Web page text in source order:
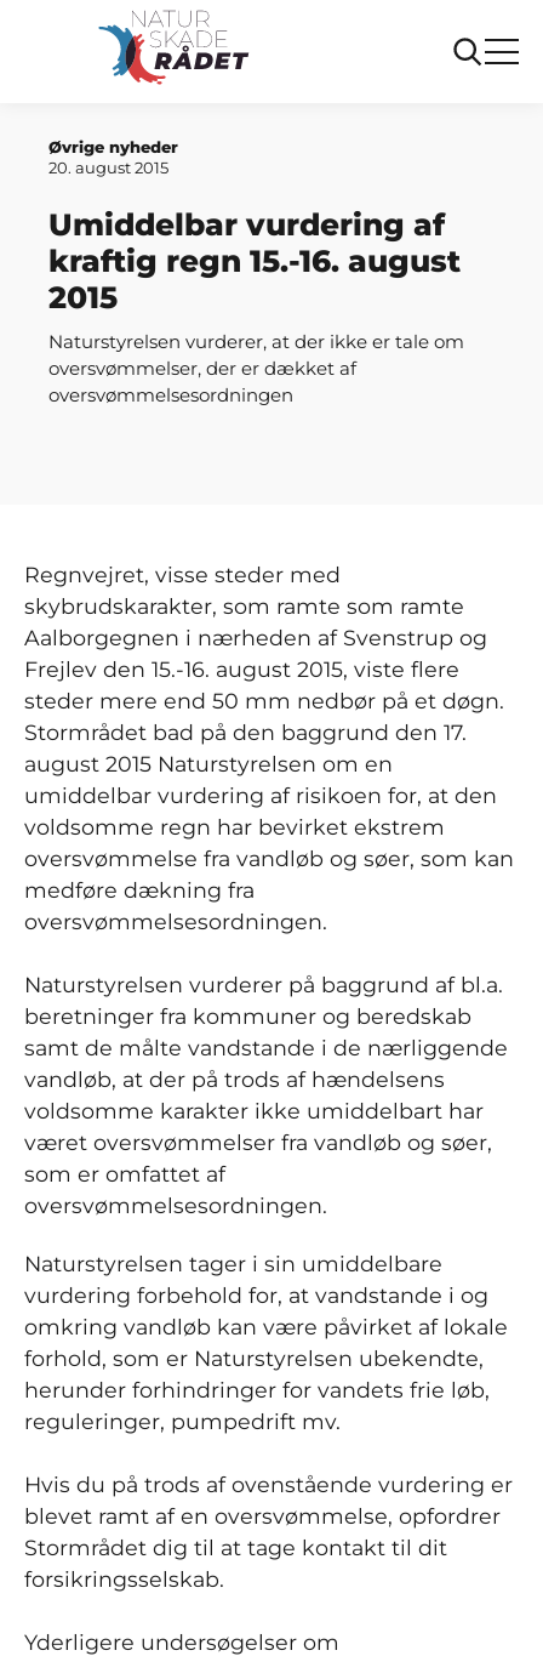
Umiddelbar vurdering af kraftig regn 15.-16. august
2015
Øvrige nyheder
20. august 2015
Umiddelbar vurdering af
kraftig regn 15.-16. august
2015
Naturstyrelsen vurderer, at der ikke er tale om
oversvømmelser, der er dækket af
oversvømmelsesordningen
Regnvejret, visse steder med
skybrudskarakter, som ramte som ramte
Aalborgegnen i nærheden af Svenstrup og
Frejlev den 15.-16. august 2015, viste flere
steder mere end 50 mm nedbør på et døgn.
Stormrådet bad på den baggrund den 17.
august 2015 Naturstyrelsen om en
umiddelbar vurdering af risikoen for, at den
voldsomme regn har bevirket ekstrem
oversvømmelse fra vandløb og søer, som kan
medføre dækning fra
oversvømmelsesordningen.
Naturstyrelsen vurderer på baggrund af bl.a.
beretninger fra kommuner og beredskab
samt de målte vandstande i de nærliggende
vandløb, at der på trods af hændelsens
voldsomme karakter ikke umiddelbart har
været oversvømmelser fra vandløb og søer,
som er omfattet af
oversvømmelsesordningen.
Naturstyrelsen tager i sin umiddelbare
vurdering forbehold for, at vandstande i og
omkring vandløb kan være påvirket af lokale
forhold, som er Naturstyrelsen ubekendte,
herunder forhindringer for vandets frie løb,
reguleringer, pumpedrift mv.
Hvis du på trods af ovenstående vurdering er
blevet ramt af en oversvømmelse, opfordrer
Stormrådet dig til at tage kontakt til dit
forsikringsselskab.
Yderligere undersøgelser om